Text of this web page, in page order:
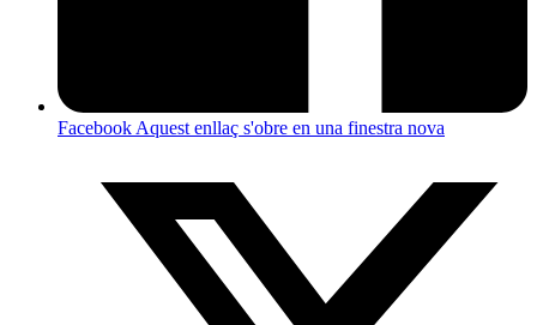
Facebook Aquest enllaç s'obre en una finestra nova